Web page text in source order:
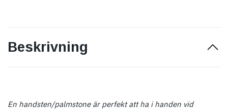
Beskrivning
En handsten/palmstone är perfekt att ha i handen vid